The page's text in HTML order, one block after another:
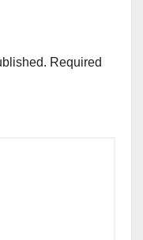
Required